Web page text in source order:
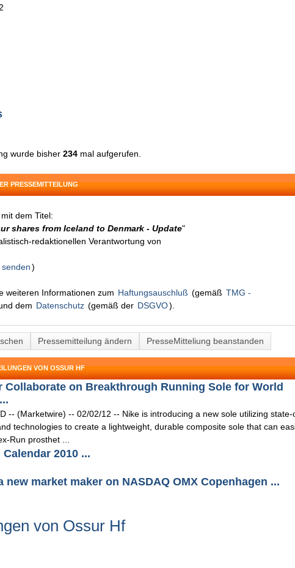
wurde bisher 234 mal aufgerufen.
PRESSEMITTEILUNG
dem Titel:
shares from Iceland to Denmark - Update"
redaktionellen Verantwortung von
)
weiteren Informationen zum Haftungsauschluß (gemäß TMG -
dem Datenschutz (gemäß der DSGVO).
Pressemitteilung ändern PresseMitteliung beanstanden
VON OSSUR HF
Collaborate on Breakthrough Running Sole for World
-- (Marketwire) -- 02/02/12 -- Nike is introducing a new sole utilizing state-
technologies to create a lightweight, durable composite sole that can
Run prosthet ...
2010 ...
new market maker on NASDAQ OMX Copenhagen ...
von Ossur Hf